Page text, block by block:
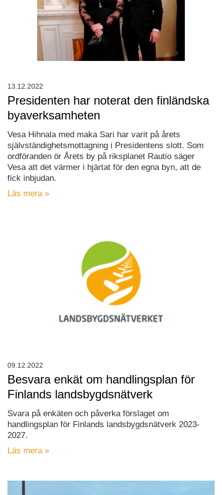
Presidenten har noterat den finländska
byaverksamheten
Vesa Hihnala med maka Sari har varit på årets
självständighetsmottagning i Presidentens slott. Som
ordföranden ör Årets by på riksplanet Rautio säger
Vesa att det värmer i hjärtat för den egna byn, att de
fick inbjudan.
Läs mera »
13.12.2022
Besvara enkät om handlingsplan för
Finlands landsbygdsnätverk
Svara på enkäten och påverka förslaget om
handlingsplan för Finlands landsbygdsnätverk 2023-
2027.
Läs mera »
09.12.2022